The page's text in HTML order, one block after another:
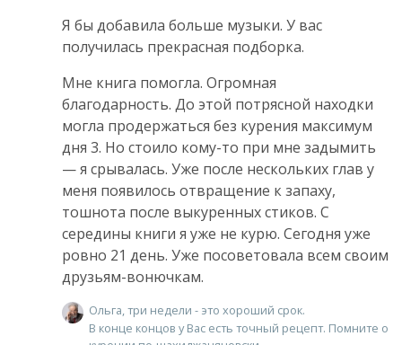
Я бы добавила больше музыки. У вас
получилась прекрасная подборка.
Мне книга помогла. Огромная
благодарность. До этой потрясной находки
могла продержаться без курения максимум
дня 3. Но стоило кому-то при мне задымить
— я срывалась. Уже после нескольких глав у
меня появилось отвращение к запаху,
тошнота после выкуренных стиков. С
середины книги я уже не курю. Сегодня уже
ровно 21 день. Уже посоветовала всем своим
друзьям-вонючкам.
Ольга, три недели - это хороший срок.
В конце концов у Вас есть точный рецепт. Помните о